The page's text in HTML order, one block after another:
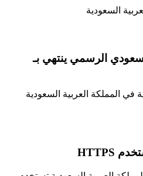
السعودية
الرسمي ينتهي بـ
في المملكة العربية السعودية
HTTPS